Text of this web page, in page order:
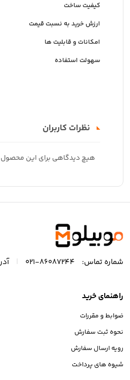
کیفیت ساخت
ارزش خرید به نسبت قیمت
امکانات و قابلیت ها
سهولت استفاده
نظرات کاربران
هیچ دیدگاهی برای این
شماره تماس: 86087244-021
راهنمای خرید
ضوابط و مقررات
نحوه ثبت سفارش
رویه ارسال سفارش
شیوه های پرداخت